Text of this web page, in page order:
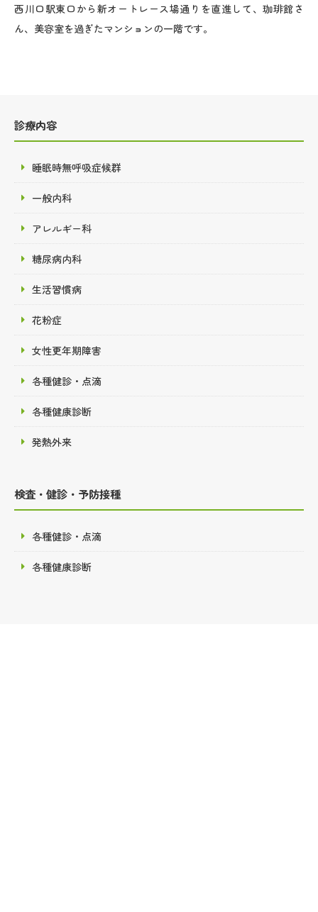
西川口駅東口から新オートレース場通りを直進して、珈琲館さ
ん、美容室を過ぎたマンションの一階です。
診療内容
睡眠時無呼吸症候群
一般内科
アレルギー科
糖尿病内科
生活習慣病
花粉症
女性更年期障害
各種健診・点滴
各種健康診断
発熱外来
検査・健診・予防接種
各種健診・点滴
各種健康診断